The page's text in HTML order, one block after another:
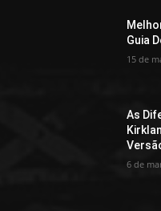
Guia
15 de
As
6 de